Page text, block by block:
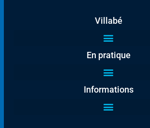
Villabé
En pratique
Informations